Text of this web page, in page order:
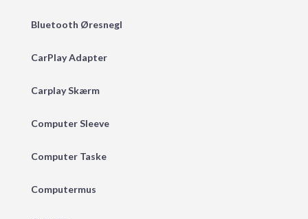
Bluetooth Øresnegl
CarPlay Adapter
Carplay Skærm
Computer Sleeve
Computer Taske
Computermus